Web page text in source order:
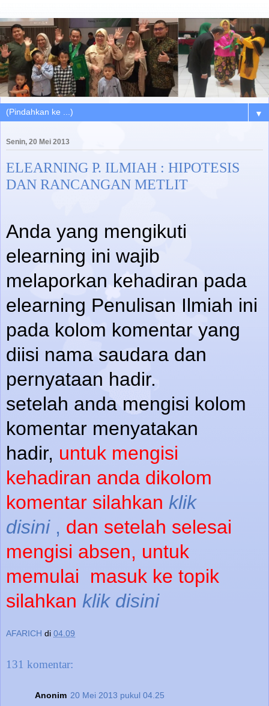
▼
Senin, 20 Mei 2013
ELEARNING P. ILMIAH : HIPOTESIS
DAN RANCANGAN METLIT
Anda yang mengikuti
elearning ini wajib
melaporkan kehadiran pada
elearning Penulisan Ilmiah ini
pada kolom komentar yang
diisi nama saudara dan
pernyataan hadir.
setelah anda mengisi kolom
komentar menyatakan
hadir, untuk mengisi
kehadiran anda dikolom
komentar silahkan klik
disini , dan setelah selesai
mengisi absen, untuk
memulai masuk ke topik
silahkan klik disini
AFARICH di 04.09
131 komentar:
Anonim 20 Mei 2013 pukul 04.25